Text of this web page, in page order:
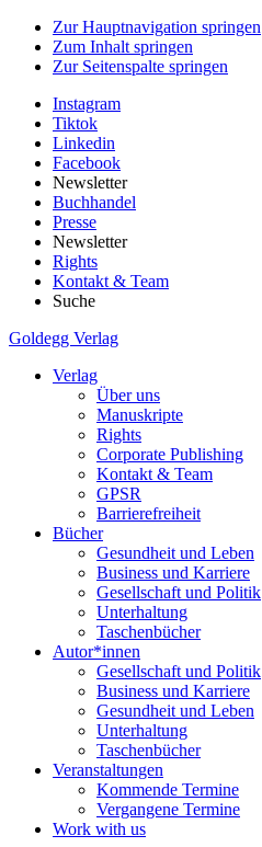
Zur Hauptnavigation springen
Zum Inhalt springen
Zur Seitenspalte springen
Instagram
Tiktok
Linkedin
Facebook
Newsletter
Buchhandel
Presse
Newsletter
Rights
Kontakt & Team
Suche
Goldegg Verlag
Verlag
Über uns
Manuskripte
Rights
Corporate Publishing
Kontakt & Team
GPSR
Barrierefreiheit
Bücher
Gesundheit und Leben
Business und Karriere
Gesellschaft und Politik
Unterhaltung
Taschenbücher
Autor*innen
Gesellschaft und Politik
Business und Karriere
Gesundheit und Leben
Unterhaltung
Taschenbücher
Veranstaltungen
Kommende Termine
Vergangene Termine
Work with us